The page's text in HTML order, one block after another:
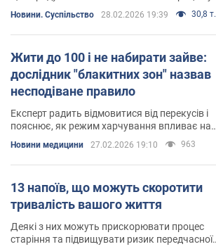
Новини. Суспільство 28.02.2026 19:39 30,8 т.
Жити до 100 і не набирати зайве:
дослідник "блакитних зон" назвав
несподіване правило
Експерт радить відмовитися від перекусів і
пояснює, як режим харчування впливає на
Новини медицини 27.02.2026 19:10 963
13 напоїв, що можуть скоротити
тривалість вашого життя
Деякі з них можуть прискорювати процес
старіння та підвищувати ризик передчасної